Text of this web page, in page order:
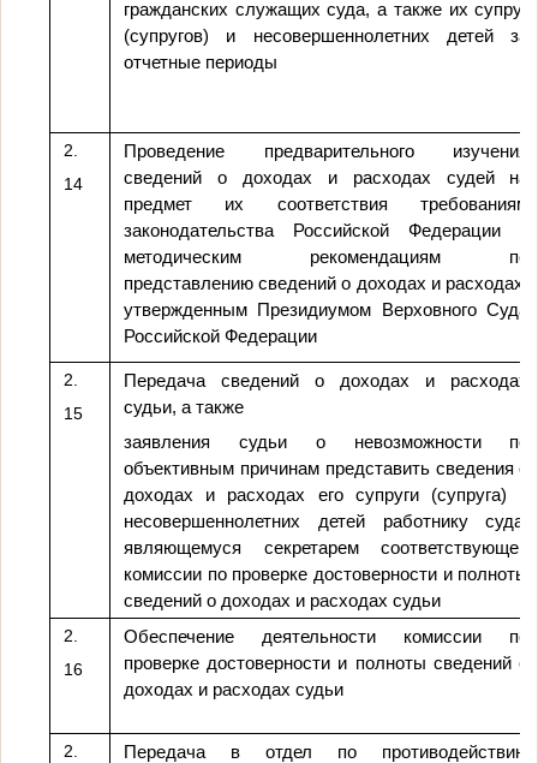
гражданских служащих суда, а также их супруг
(супругов) и несовершеннолетних детей за
отчетные периоды
2.
14
Проведение предварительного изучения
сведений о доходах и расходах судей на
предмет их соответствия требованиям
законодательства Российской Федерации и
методическим рекомендациям по
представлению сведений о доходах и расходах,
утвержденным Президиумом Верховного Суда
Российской Федерации
2.
15
Передача сведений о доходах и расходах
судьи, а также
заявления судьи о невозможности по
объективным причинам представить сведения о
доходах и расходах его супруги (супруга) и
несовершеннолетних детей работнику суда,
являющемуся секретарем соответствующей
комиссии по проверке достоверности и полноты
сведений о доходах и расходах судьи
2.
16
Обеспечение деятельности комиссии по
проверке достоверности и полноты сведений о
доходах и расходах судьи
2.
Передача в отдел по противодействию